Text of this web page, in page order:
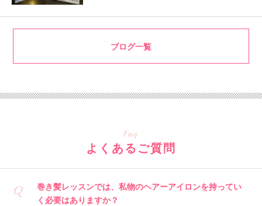
ブログ一覧
Faq
よくあるご質問
Q
巻き髪レッスンでは、私物のヘアーアイロンを持ってい
く必要はありますか？